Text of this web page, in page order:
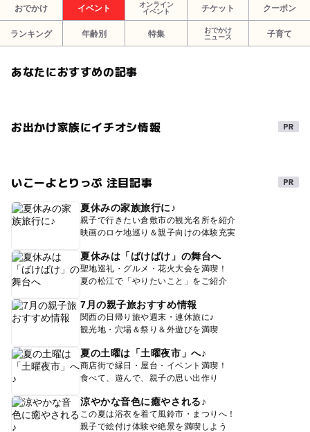
おでかけ イベント
オンライン
イベント
チケット クーポン
ランキング 年齢別 特集
おでかけ
ニュース
子育て
あなたにおすすめの記事
お出かけ家族にイチオシ情報
いこーよとりっぷ 注目記事
夏休みの家族旅行に♪
親子で行きたい倉敷市の観光名所を紹介
映画のロケ地巡り＆親子向けの体験充実
夏休みは「ばけばけ」の舞台へ
聖地巡礼・グルメ・花火大会を満喫！
夏の松江で「やりたいこと」をご紹介
7月の親子旅おすすめ情報
関西の日帰り旅や週末・連休旅に♪
観光地・穴場＆祭り＆外遊びを満喫
夏の土曜は「土曜夜市」へ♪
商店街で縁日・屋台・イベント満喫！
食べて、遊んで、親子の思い出作り
涼やかな音色に癒やされる♪
この夏は浴衣を着て風鈴市・まつりへ！
親子で絵付け体験や絶景を満喫しよう